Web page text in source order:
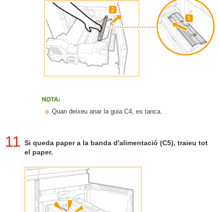
Quan deixeu anar la guia C4, es tanca.
11 Si queda paper a la banda d'alimentació (C5), traieu tot
el paper.